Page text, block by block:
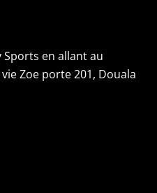
en allant au
Zoe porte 201, Douala